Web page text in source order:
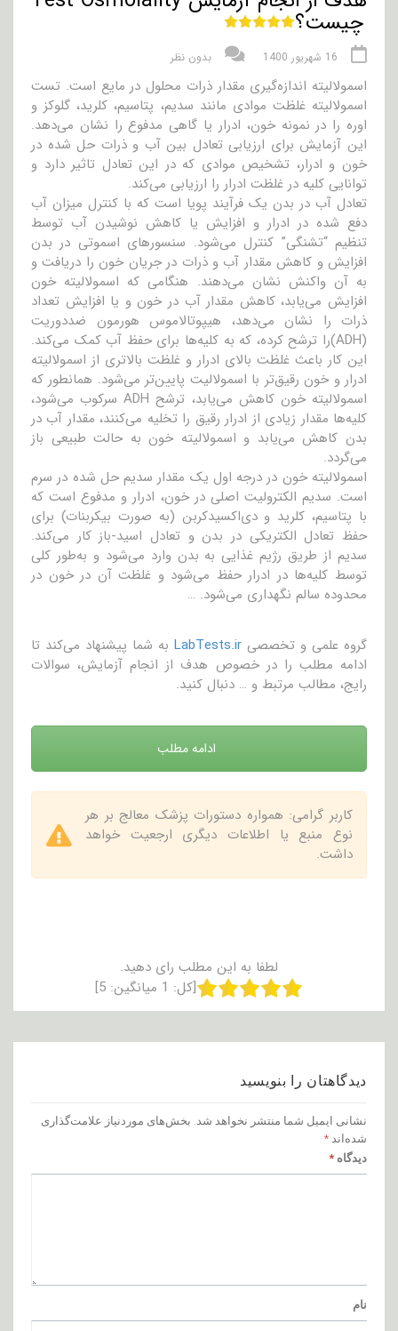
چیست؟
16 شهریور 1400 بدون نظر
اسمولالیته اندازه‌گیری مقدار ذرات محلول در مایع است. تست
اسمولالیته غلظت موادی مانند سدیم، پتاسیم، کلرید، گلوکز و
اوره را در نمونه خون، ادرار یا گاهی مدفوع را نشان می‌دهد.
این آزمایش برای ارزیابی تعادل بین آب و ذرات حل شده در
خون و ادرار، تشخیص موادی که در این تعادل تاثیر دارد و
توانایی کلیه در غلظت ادرار را ارزیابی می‌کند.
تعادل آب در بدن یک فرآیند پویا است که با کنترل میزان آب
دفع شده در ادرار و افزایش یا کاهش نوشیدن آب توسط
تنظیم “تشنگی” کنترل می‌شود. سنسورهای اسموتی در بدن
افزایش و کاهش مقدار آب و ذرات در جریان خون را دریافت و
به آن واکنش نشان می‌دهند. هنگامی که اسمولالیته خون
افزایش می‌یابد، کاهش مقدار آب در خون و یا افزایش تعداد
ذرات را نشان می‌دهد، هیپوتالاموس هورمون ضددوریت
(ADH)را ترشح کرده، که به کلیه‌ها برای حفظ آب کمک می‌کند.
این کار باعث غلظت بالای ادرار و غلظت بالاتری از اسمولالیته
ادرار و خون رقیق‌تر با اسمولالیت پایین‌تر می‌شود. همانطور که
اسمولالیته خون کاهش می‌یابد، ترشح ADH سرکوب می‌شود،
کلیه‌ها مقدار زیادی از ادرار رقیق را تخلیه می‌کنند، مقدار آب در
بدن کاهش می‌یابد و اسمولالیته خون به حالت طبیعی باز
می‌گردد.
اسمولالیته خون در درجه اول یک مقدار سدیم حل شده در سرم
است. سدیم الکترولیت اصلی در خون، ادرار و مدفوع است که
با پتاسیم، کلرید و دی‌اکسیدکربن (به صورت بیکربنات) برای
حفظ تعادل الکتریکی در بدن و تعادل اسید-باز کار می‌کند.
سدیم از طریق رژیم غذایی به بدن وارد می‌شود و به‌طور کلی
توسط کلیه‌ها در ادرار حفظ می‌شود و غلظت آن در خون در
محدوده سالم نگهداری می‌شود. …
گروه علمی و تخصصی LabTests.ir به شما پیشنهاد می‌کند تا
ادامه مطلب را در خصوص هدف از انجام آزمایش، سوالات
رایج، مطالب مرتبط و … دنبال کنید.
ادامه مطلب
کاربر گرامی: همواره دستورات پزشک معالج بر هر
نوع منبع یا اطلاعات دیگری ارجعیت خواهد
داشت.
لطفا به این مطلب رای دهید.
[کل: 1 میانگین: 5
]
دیدگاهتان را بنویسید
نشانی ایمیل شما منتشر نخواهد شد. بخش‌های موردنیاز علامت‌گذاری
شده‌اند *
دیدگاه *
نام